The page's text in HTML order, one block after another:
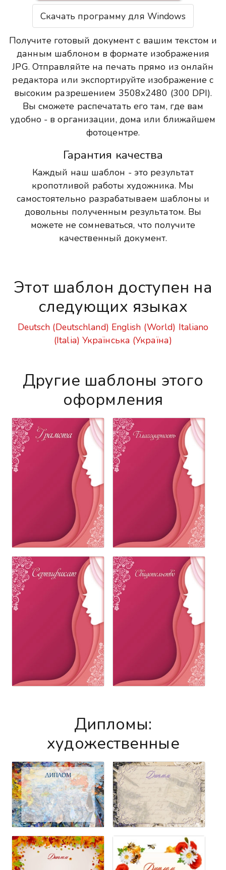
Скачать программу для Windows
Получите готовый документ с вашим текстом и
данным шаблоном в формате изображения
JPG. Отправляйте на печать прямо из онлайн
редактора или экспортируйте изображение с
высоким разрешением 3508x2480 (300 DPI).
Вы сможете распечатать его там, где вам
удобно - в организации, дома или ближайшем
фотоцентре.
Гарантия качества
Каждый наш шаблон - это результат
кропотливой работы художника. Мы
самостоятельно разрабатываем шаблоны и
довольны полученным результатом. Вы
можете не сомневаться, что получите
качественный документ.
Этот шаблон доступен на
следующих языках
Deutsch (Deutschland) English (World) Italiano
(Italia) Українська (Україна)
Другие шаблоны этого
оформления
Дипломы:
художественные